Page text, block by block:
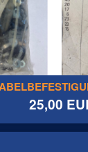
25,00